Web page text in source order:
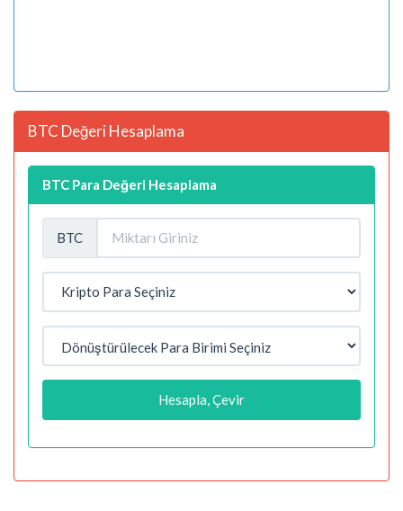
BTC Değeri Hesaplama
BTC Para Değeri Hesaplama
BTC
Hesapla, Çevir